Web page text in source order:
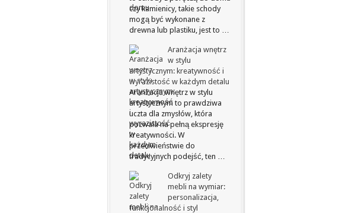
czy kamienicy, takie schody
mogą być wykonane z
drewna lub plastiku, jest to …
Aranżacja wnętrz
w stylu
artystycznym: kreatywność i
wyrazistość w każdym detalu
Aranżacja wnętrz w stylu
artystycznym to prawdziwa
uczta dla zmysłów, która
pozwala na pełną ekspresję
kreatywności. W
przeciwieństwie do
tradycyjnych podejść, ten …
Odkryj zalety
mebli na wymiar:
personalizacja,
funkcjonalność i styl